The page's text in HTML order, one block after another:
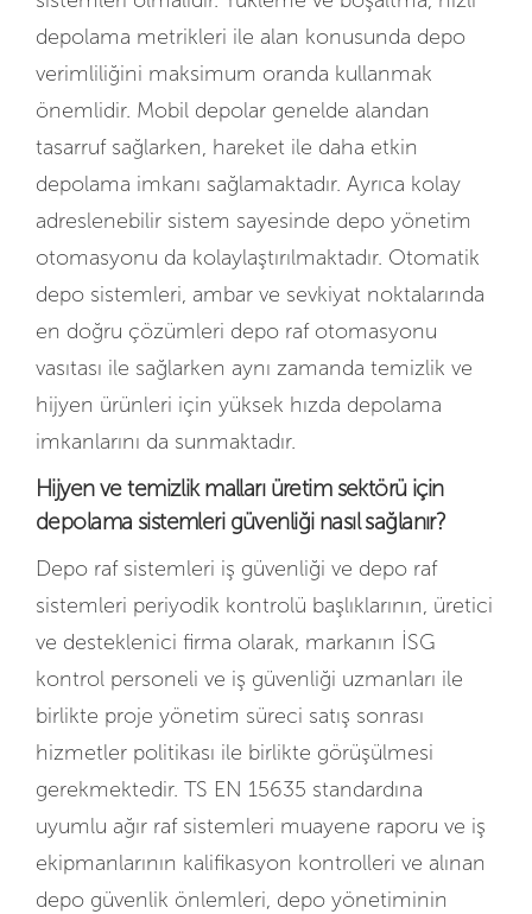
depolama metrikleri ile alan konusunda depo
verimliliğini maksimum oranda kullanmak
önemlidir. Mobil depolar genelde alandan
tasarruf sağlarken, hareket ile daha etkin
depolama imkanı sağlamaktadır. Ayrıca kolay
adreslenebilir sistem sayesinde depo yönetim
otomasyonu da kolaylaştırılmaktadır. Otomatik
depo sistemleri, ambar ve sevkiyat noktalarında
en doğru çözümleri depo raf otomasyonu
vasıtası ile sağlarken aynı zamanda temizlik ve
hijyen ürünleri için yüksek hızda depolama
imkanlarını da sunmaktadır.
Hijyen ve temizlik malları üretim sektörü için
depolama sistemleri güvenliği nasıl sağlanır?
Depo raf sistemleri iş güvenliği ve depo raf
sistemleri periyodik kontrolü başlıklarının, üretici
ve desteklenici firma olarak, markanın İSG
kontrol personeli ve iş güvenliği uzmanları ile
birlikte proje yönetim süreci satış sonrası
hizmetler politikası ile birlikte görüşülmesi
gerekmektedir. TS EN 15635 standardına
uyumlu ağır raf sistemleri muayene raporu ve iş
ekipmanlarının kalifikasyon kontrolleri ve alınan
depo güvenlik önlemleri, depo yönetiminin